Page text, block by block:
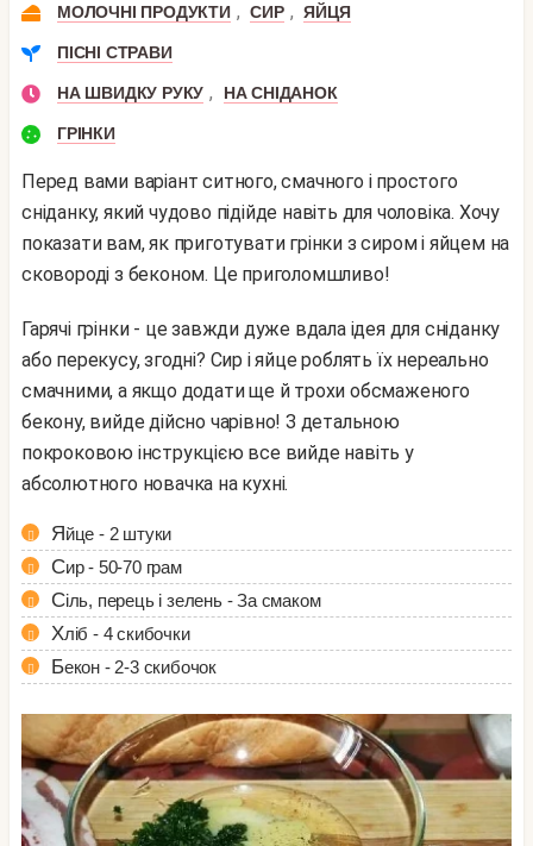
МОЛОЧНІ ПРОДУКТИ , СИР , ЯЙЦЯ
ПІСНІ СТРАВИ
НА ШВИДКУ РУКУ , НА СНІДАНОК
ГРІНКИ
Перед вами варіант ситного, смачного і простого
сніданку, який чудово підійде навіть для чоловіка. Хочу
показати вам, як приготувати грінки з сиром і яйцем на
сковороді з беконом. Це приголомшливо!
Гарячі грінки - це завжди дуже вдала ідея для сніданку
або перекусу, згодні? Сир і яйце роблять їх нереально
смачними, а якщо додати ще й трохи обсмаженого
бекону, вийде дійсно чарівно! З детальною
покроковою інструкцією все вийде навіть у
абсолютного новачка на кухні.
Яйце - 2 штуки
Сир - 50-70 грам
Сіль, перець і зелень - За смаком
Хліб - 4 скибочки
Бекон - 2-3 скибочок